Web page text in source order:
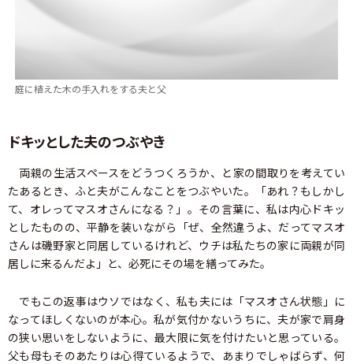
庭に植えた木の手入れをする夫と父
ドキッとした夫のつぶやき
両親の生活スペースをどうつくろうか、と家の間取りを考えてい
たあるとき、ふと夫がこんなことをつぶやいた。「あれ？もしかし
て、オレってマスオさんになる？」。その言葉に、私は内心ドキッ
としたものの、平静を装いながら「ぜ、全然違うよ、だってマスオ
さんは磯野家と同居しているけれど、ウチは私たちの家に両親が同
居しに来るんだよ」と、必死にその場を繕ってみた。
でもこの返事はウソではなく、私も夫には「マスオさん状態」に
なってほしくないのが本心。私が気付かないうちに、夫が家で肩身
の狭い思いをしないように、最大限に気を付けたいと思っている。
父も母もそのあたりは心得ているようで、あまりでしゃばらず、何